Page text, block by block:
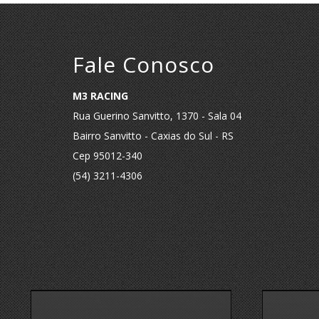
Fale Conosco
M3 RACING
Rua Guerino Sanvitto, 1370 - Sala 04
Bairro Sanvitto - Caxias do Sul - RS
Cep 95012-340
(54) 3211-4306